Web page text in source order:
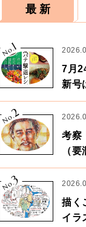
最 新
No.
1
7月
新号
No.2
考察
（
す。
No.
3
描く
イラ